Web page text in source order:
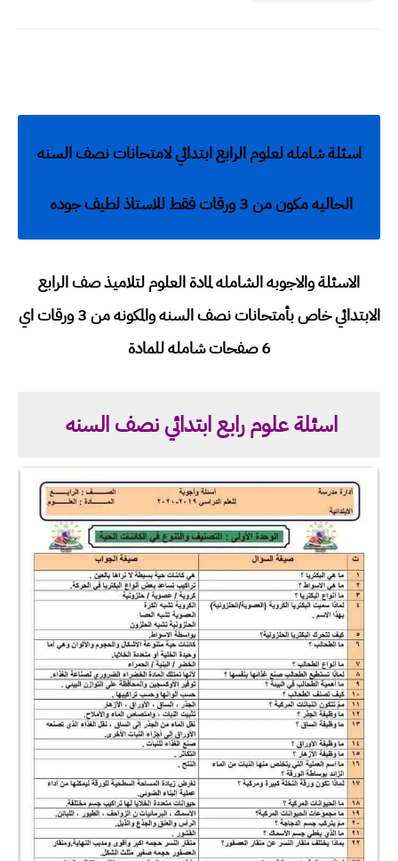
اسئلة شامله لعلوم الرابع ابتدائي لامتحانات نصف السنه
الحاليه مكون من 3 ورقات فقط للاستاذ لطيف جوده
الاسئلة والاجوبه الشامله لمادة العلوم لتلاميذ صف الرابع
الابتدائي خاص بأمتحانات نصف السنه والمكونه من 3 ورقات اي
6 صفحات شامله للمادة
اسئلة علوم رابع ابتدائي نصف السنه